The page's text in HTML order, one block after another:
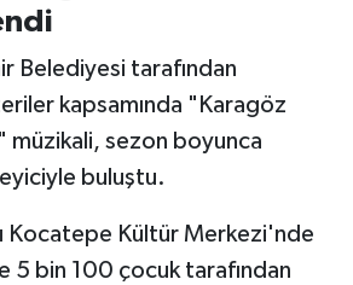
Belediyesi tarafından
kapsamında "Karagöz
müzikali, sezon boyunca
buluştu.
Kocatepe Kültür Merkezi'nde
5 bin 100 çocuk tarafından